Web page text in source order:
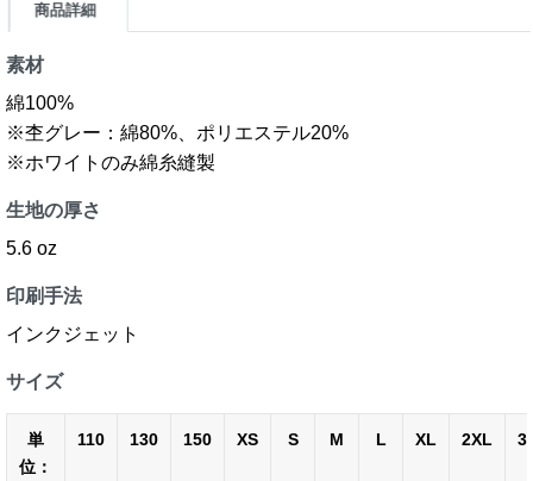
商品詳細
素材
綿100%
※杢グレー：綿80%、ポリエステル20%
※ホワイトのみ綿糸縫製
生地の厚さ
5.6 oz
印刷手法
インクジェット
サイズ
単
位：
110 130 150 XS S M L XL 2XL